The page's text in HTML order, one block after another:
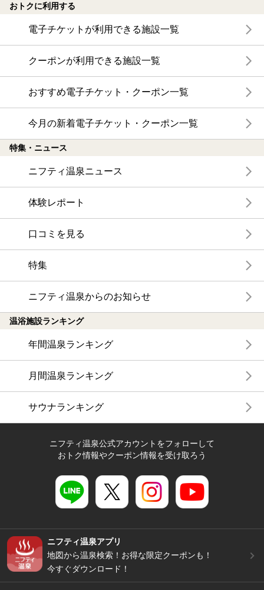
おトクに利用する
電子チケットが利用できる施設一覧
クーポンが利用できる施設一覧
おすすめ電子チケット・クーポン一覧
今月の新着電子チケット・クーポン一覧
特集・ニュース
ニフティ温泉ニュース
体験レポート
口コミを見る
特集
ニフティ温泉からのお知らせ
温浴施設ランキング
年間温泉ランキング
月間温泉ランキング
サウナランキング
ニフティ温泉公式アカウントをフォローして
おトク情報やクーポン情報を受け取ろう
ニフティ温泉アプリ
地図から温泉検索！お得な限定クーポンも！
今すぐダウンロード！